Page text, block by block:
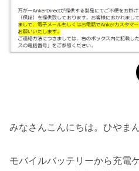
みなさんこんにちは。ひやまん
モバイルバッテリーから充電